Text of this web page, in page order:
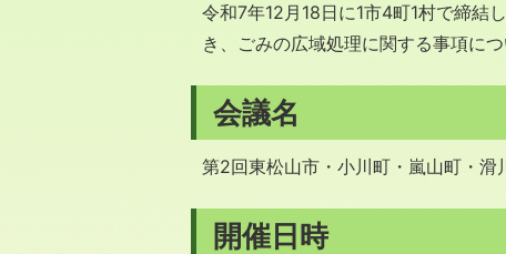
令和7年12月18日に1市4町1村で締結
き、ごみの広域処理に関する事項に
会議名
第2回東松山市・小川町・嵐山町・
開催日時